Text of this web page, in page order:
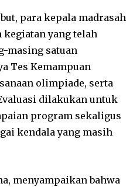
para kepala madrasah
kegiatan yang telah
masing satuan
Tes Kemampuan
olimpiade, serta
dilakukan untuk
program sekaligus
kendala yang masih
, menyampaikan bahwa